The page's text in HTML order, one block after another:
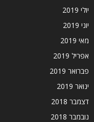
יולי 2019
יוני 2019
מאי 2019
אפריל 2019
פברואר 2019
ינואר 2019
דצמבר 2018
נובמבר 2018